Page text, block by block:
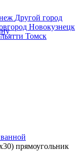
Другой город
Новокузнецк
Томск
прямоугольник